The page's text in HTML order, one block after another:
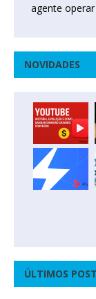
agente
NOVIDADES
ÚLTIMOS